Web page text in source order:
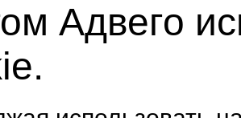
Адвего